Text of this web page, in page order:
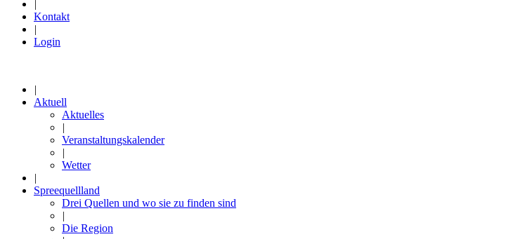
|
Kontakt
|
Login
|
Aktuell
Aktuelles
|
Veranstaltungskalender
|
Wetter
|
Spreequellland
Drei Quellen und wo sie zu finden sind
|
Die Region